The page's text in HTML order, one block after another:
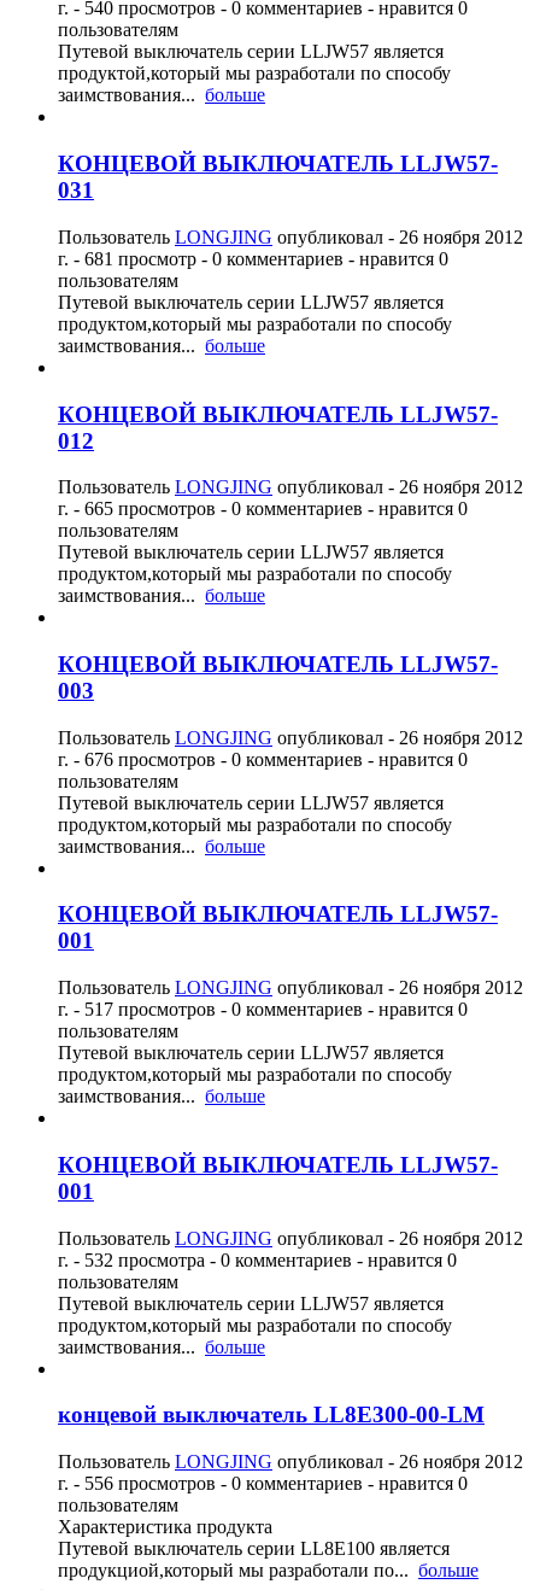
г. - 540 просмотров - 0 комментариев - нравится 0
пользователям
Путевой выключатель серии LLJW57 является
продуктой,который мы разработали по способу
заимствования... больше
КОНЦЕВОЙ ВЫКЛЮЧАТЕЛЬ LLJW57-
031
Пользователь LONGJING опубликовал - 26 ноября 2012
г. - 681 просмотр - 0 комментариев - нравится 0
пользователям
Путевой выключатель серии LLJW57 является
продуктом,который мы разработали по способу
заимствования... больше
КОНЦЕВОЙ ВЫКЛЮЧАТЕЛЬ LLJW57-
012
Пользователь LONGJING опубликовал - 26 ноября 2012
г. - 665 просмотров - 0 комментариев - нравится 0
пользователям
Путевой выключатель серии LLJW57 является
продуктом,который мы разработали по способу
заимствования... больше
КОНЦЕВОЙ ВЫКЛЮЧАТЕЛЬ LLJW57-
003
Пользователь LONGJING опубликовал - 26 ноября 2012
г. - 676 просмотров - 0 комментариев - нравится 0
пользователям
Путевой выключатель серии LLJW57 является
продуктом,который мы разработали по способу
заимствования... больше
КОНЦЕВОЙ ВЫКЛЮЧАТЕЛЬ LLJW57-
001
Пользователь LONGJING опубликовал - 26 ноября 2012
г. - 517 просмотров - 0 комментариев - нравится 0
пользователям
Путевой выключатель серии LLJW57 является
продуктом,который мы разработали по способу
заимствования... больше
КОНЦЕВОЙ ВЫКЛЮЧАТЕЛЬ LLJW57-
001
Пользователь LONGJING опубликовал - 26 ноября 2012
г. - 532 просмотра - 0 комментариев - нравится 0
пользователям
Путевой выключатель серии LLJW57 является
продуктом,который мы разработали по способу
заимствования... больше
концевой выключатель LL8E300-00-LM
Пользователь LONGJING опубликовал - 26 ноября 2012
г. - 556 просмотров - 0 комментариев - нравится 0
пользователям
Характеристика продукта
Путевой выключатель серии LL8E100 является
продукциой,который мы разработали по... больше